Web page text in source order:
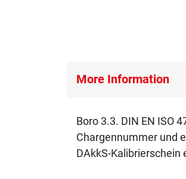
More Information
Boro 3.3. DIN EN ISO
Chargennummer und
DAkkS-Kalibrierschein